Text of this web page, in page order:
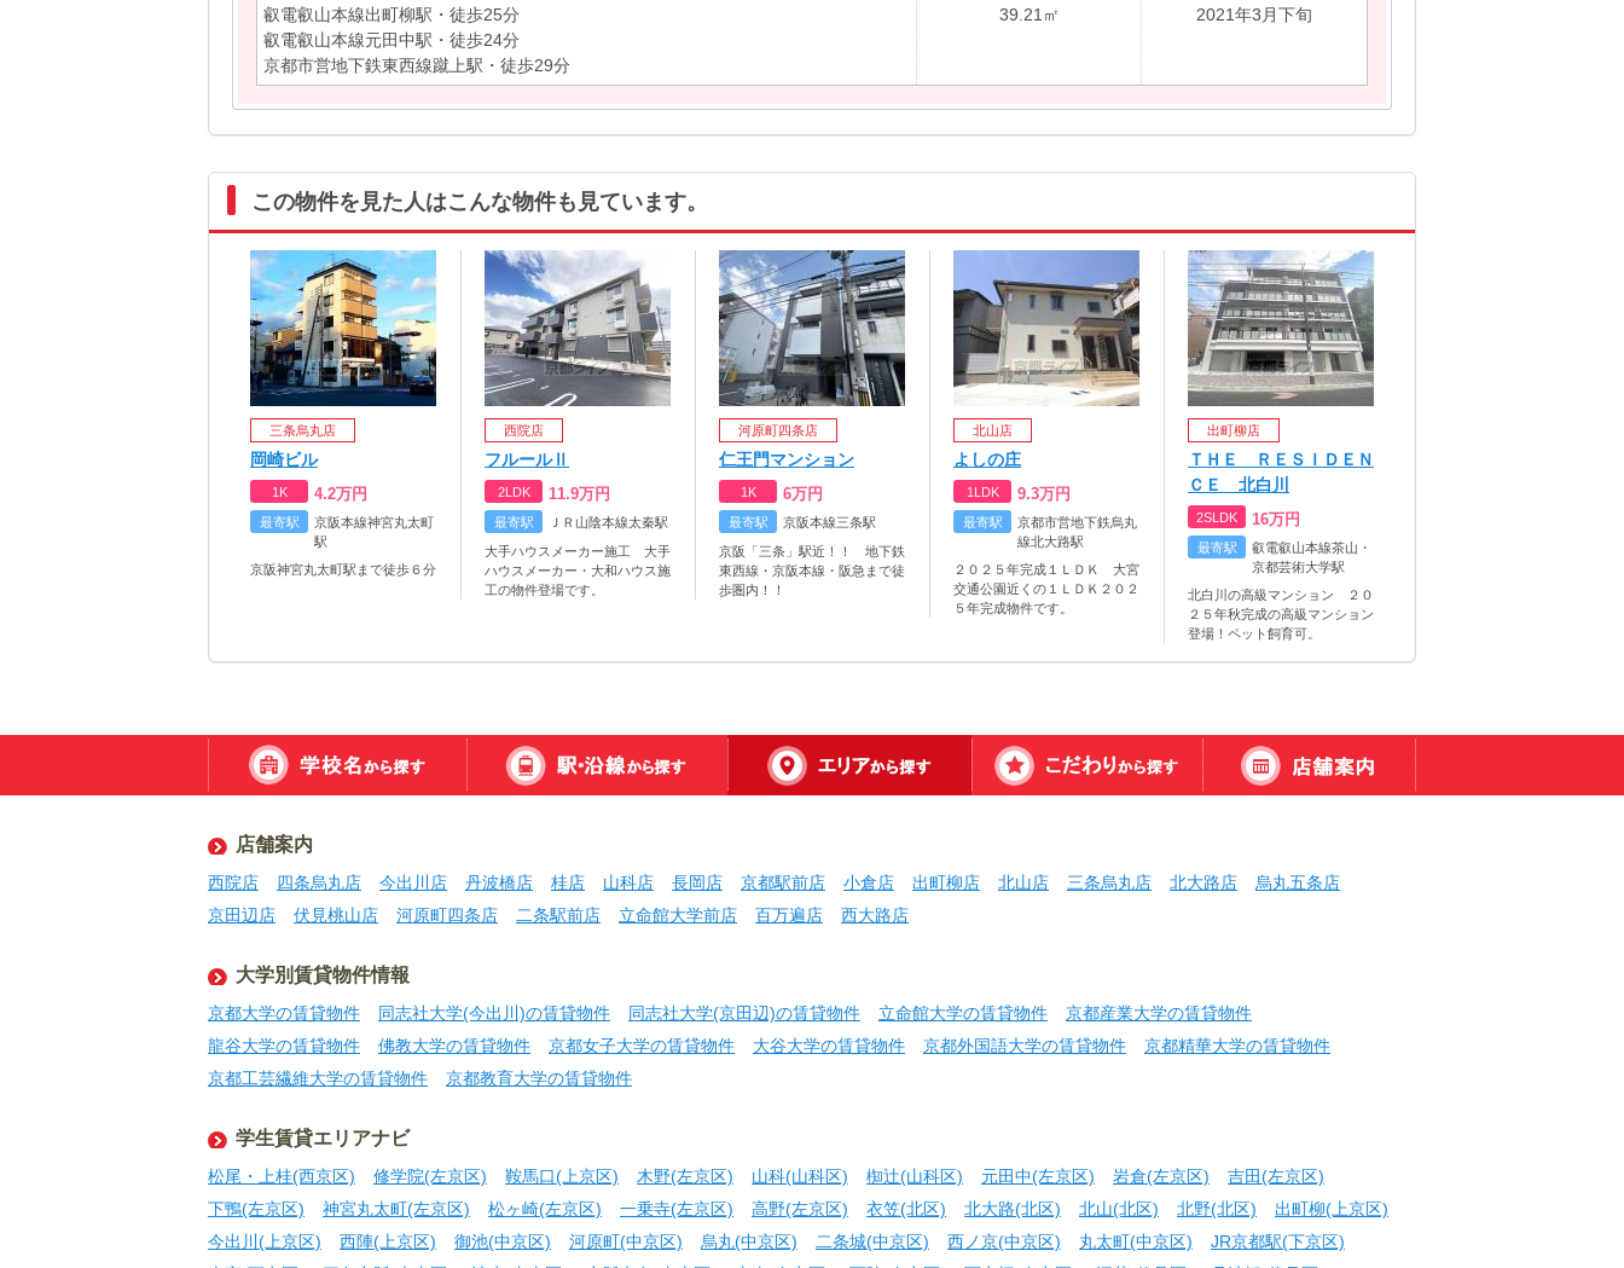
叡電叡山本線出町柳駅・徒歩25分
叡電叡山本線元田中駅・徒歩24分
京都市営地下鉄東西線蹴上駅・徒歩29分
39.21㎡ 2021年3月下旬
この物件を見た人はこんな物件も見ています。
三条烏丸店
岡崎ビル
1K 4.2万円
最寄駅
京阪本線神宮丸太町
駅
京阪神宮丸太町駅まで徒歩６分
西院店
フルールⅡ
2LDK 11.9万円
最寄駅
ＪＲ山陰本線太秦駅
大手ハウスメーカー施工 大手
ハウスメーカー・大和ハウス施
工の物件登場です。
河原町四条店
仁王門マンション
1K 6万円
最寄駅
京阪本線三条駅
京阪「三条」駅近！！ 地下鉄
東西線・京阪本線・阪急まで徒
歩圏内！！
北山店
よしの庄
1LDK 9.3万円
最寄駅
京都市営地下鉄烏丸
線北大路駅
２０２５年完成１ＬＤＫ 大宮
交通公園近くの１ＬＤＫ２０２
５年完成物件です。
出町柳店
ＴＨＥ ＲＥＳＩＤＥＮ
ＣＥ 北白川
2SLDK 16万円
最寄駅
叡電叡山本線茶山・
京都芸術大学駅
北白川の高級マンション ２０
２５年秋完成の高級マンション
登場！ペット飼育可。
店舗案内
西院店 四条烏丸店 今出川店 丹波橋店 桂店 山科店 長岡店 京都駅前店 小倉店 出町柳店 北山店 三条烏丸店 北大路店
烏丸五条店
京田辺店
伏見桃山店 河原町四条店 二条駅前店 立命館大学前店 百万遍店 西大路店
大学別賃貸物件情報
京都大学の賃貸物件 同志社大学(今出川)の賃貸物件 同志社大学(京田辺)の賃貸物件 立命館大学の賃貸物件
京都産業大学の賃貸物件
龍谷大学の賃貸物件
佛教大学の賃貸物件 京都女子大学の賃貸物件 大谷大学の賃貸物件 京都外国語大学の賃貸物件
京都精華大学の賃貸物件
京都工芸繊維大学の賃貸物件
京都教育大学の賃貸物件
学生賃貸エリアナビ
松尾・上桂(西京区) 修学院(左京区) 鞍馬口(上京区) 木野(左京区) 山科(山科区) 椥辻(山科区) 元田中(左京区) 岩倉(左京区)
吉田(左京区)
下鴨(左京区)
神宮丸太町(左京区) 松ヶ崎(左京区) 一乗寺(左京区) 高野(左京区) 衣笠(北区) 北大路(北区) 北山(北区) 北野(北区)
出町柳(上京区)
今出川(上京区)
西陣(上京区) 御池(中京区) 河原町(中京区) 烏丸(中京区) 二条城(中京区) 西ノ京(中京区) 丸太町(中京区)
JR京都駅(下京区)